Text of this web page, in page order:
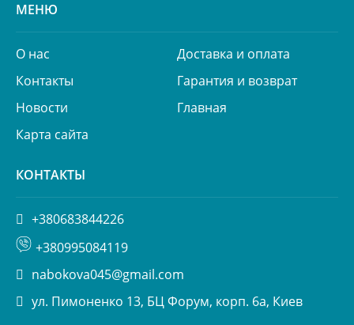
МЕНЮ
О нас
Доставка и оплата
Контакты
Гарантия и возврат
Новости
Главная
Карта сайта
КОНТАКТЫ
+380683844226
+380995084119
nabokova045@gmail.com
ул. Пимоненко 13, БЦ Форум, корп. 6а, Киев